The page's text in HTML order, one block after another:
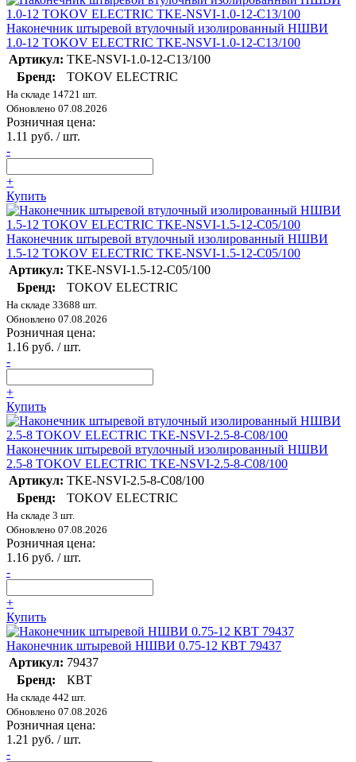
Наконечник штыревой втулочный изолированный НШВИ
1.0-12 TOKOV ELECTRIC TKE-NSVI-1.0-12-C13/100
Артикул: TKE-NSVI-1.0-12-C13/100
Бренд:
TOKOV ELECTRIC
На складе 14721 шт.
Обновлено 07.08.2026
Розничная цена:
1.11 руб. / шт.
-
+
Купить
Наконечник штыревой втулочный изолированный НШВИ
1.5-12 TOKOV ELECTRIC TKE-NSVI-1.5-12-C05/100
Артикул: TKE-NSVI-1.5-12-C05/100
Бренд:
TOKOV ELECTRIC
На складе 33688 шт.
Обновлено 07.08.2026
Розничная цена:
1.16 руб. / шт.
-
+
Купить
Наконечник штыревой втулочный изолированный НШВИ
2.5-8 TOKOV ELECTRIC TKE-NSVI-2.5-8-C08/100
Артикул: TKE-NSVI-2.5-8-C08/100
Бренд:
TOKOV ELECTRIC
На складе 3 шт.
Обновлено 07.08.2026
Розничная цена:
1.16 руб. / шт.
-
+
Купить
Наконечник штыревой НШВИ 0.75-12 КВТ 79437
Артикул: 79437
Бренд:
КВТ
На складе 442 шт.
Обновлено 07.08.2026
Розничная цена:
1.21 руб. / шт.
-